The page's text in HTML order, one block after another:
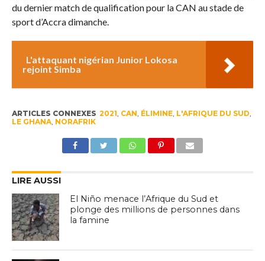
du dernier match de qualification pour la CAN au stade de
sport d’Accra dimanche.
L'attaquant nigérian Junior Lokosa
rejoint Simba
ARTICLES CONNEXES 2021, CAN, ÉLIMINE, L'AFRIQUE DU SUD,
LE GHANA, NORAFRIK
LIRE AUSSI
El Niño menace l’Afrique du Sud et
plonge des millions de personnes dans
la famine